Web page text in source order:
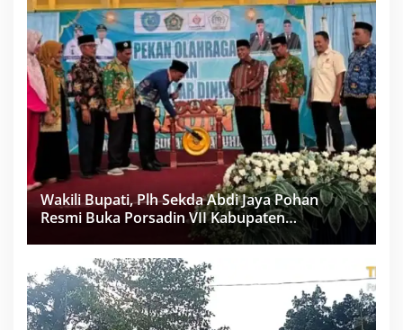
Wakili Bupati, Plh Sekda Abdi Jaya Pohan
Resmi Buka Porsadin VII Kabupaten